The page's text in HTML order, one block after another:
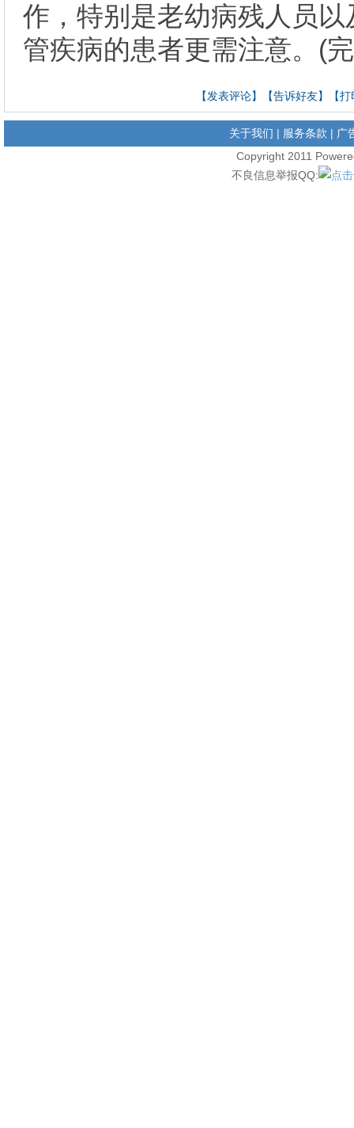
作，特别是老幼病残人员
管疾病的患者更需注意。(
【发表评论】【告诉好友】【打
关于我们 | 服务条款 | 广
Copyright 2011
不良信息举报QQ: